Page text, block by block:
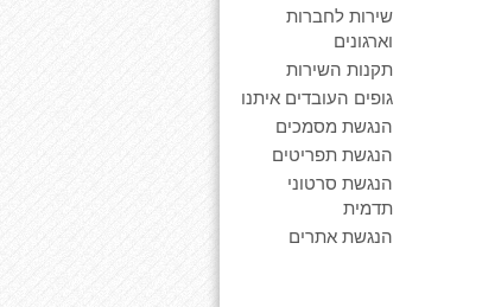
שירות לחברות
וארגונים
תקנות השירות
גופים העובדים איתנו
הנגשת מסמכים
הנגשת תפריטים
הנגשת סרטוני
תדמית
הנגשת אתרים